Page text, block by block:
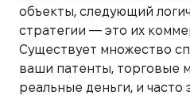
объекты, следующий
стратегии — это их
Существует множество
ваши патенты, торговые
реальные деньги, и часто